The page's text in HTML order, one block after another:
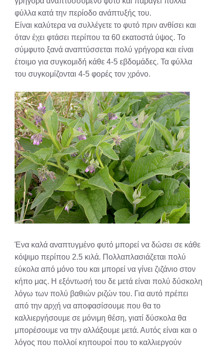
φύλλα κατά την περίοδο ανάπτυξής του.
Είναι καλύτερα να συλλέγετε το φυτό πριν ανθίσει και
όταν έχει φτάσει περίπου τα 60 εκατοστά ύψος. Το
σύμφυτο ξανά αναπτύσσεται πολύ γρήγορα και είναι
έτοιμο για συγκομιδή κάθε 4-5 εβδομάδες. Τα φύλλα
του συγκομίζονται 4-5 φορές τον χρόνο.
Ένα καλά αναπτυγμένο φυτό μπορεί να δώσει σε κάθε
κόψιμο περίπου 2.5 κιλά. Πολλαπλασιάζεται πολύ
εύκολα από μόνο του και μπορεί να γίνει ζιζάνιο στον
κήπο μας. Η εξόντωσή του δε μετά είναι πολύ δύσκολη
λόγω των πολύ βαθιών ριζών του. Για αυτό πρέπει
από την αρχή να αποφασίσουμε που θα το
καλλιεργήσουμε σε μόνιμη θέση, γιατί δύσκολα θα
μπορέσουμε να την αλλάξουμε μετά. Αυτός είναι και ο
λόγος που πολλοί κηπουροί που το καλλιεργούν